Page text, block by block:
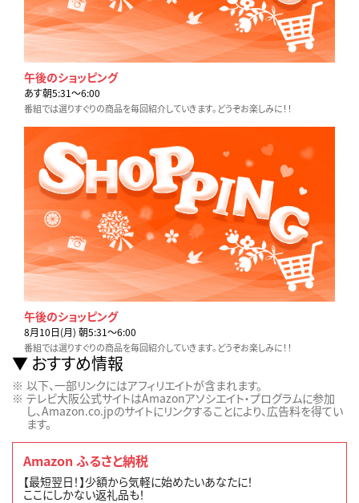
午後のショッピング
あす朝5:31〜6:00
番組では選りすぐりの商品を毎回紹介していきます。どうぞお楽しみに！！
午後のショッピング
8月10日(月) 朝5:31〜6:00
番組では選りすぐりの商品を毎回紹介していきます。どうぞお楽しみに！！
おすすめ情報
以下、一部リンクにはアフィリエイトが含まれます。
テレビ大阪公式サイトはAmazonアソシエイト・プログラムに参加
し、Amazon.co.jpのサイトにリンクすることにより、広告料を得てい
ます。
Amazon ふるさと納税
【最短翌日！】少額から気軽に始めたいあなたに！
ここにしかない返礼品も！